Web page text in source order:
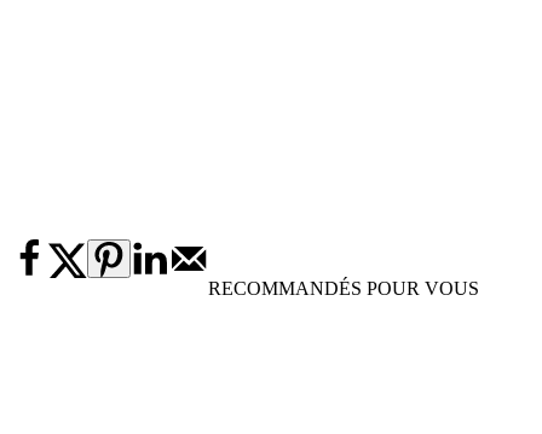
RECOMMANDÉS POUR VOUS